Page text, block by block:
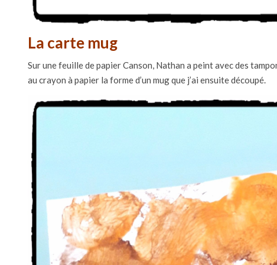
La carte mug
Sur une feuille de papier Canson, Nathan a peint avec des
au crayon à papier la forme d’un mug que j’ai ensuite découpé.